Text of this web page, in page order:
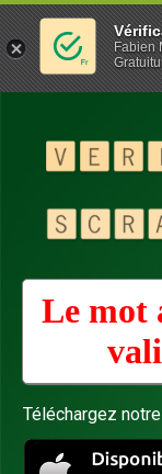
Le mot
Téléchargez
Fabien